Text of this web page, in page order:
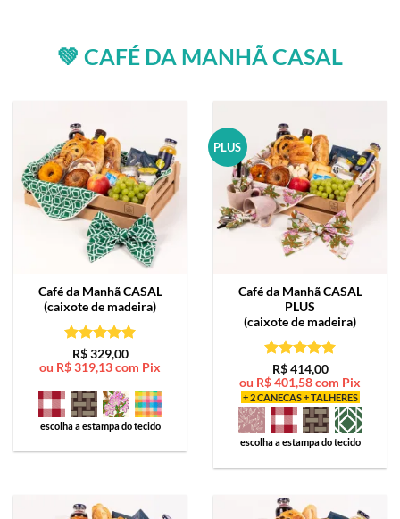
💚 CAFÉ DA MANHÃ CASAL
Café da ManhãCASAL
(caixote de madeira)
Avaliação5
de 5
R$329,00
ou R$319,13com Pix
escolha a estampa do tecido
PLUS
Café da ManhãCASAL
PLUS
(caixote de madeira)
Avaliação5
de 5
R$414,00
ou R$401,58com Pix
+ 2 CANECAS + TALHERES
escolha a estampa do tecido